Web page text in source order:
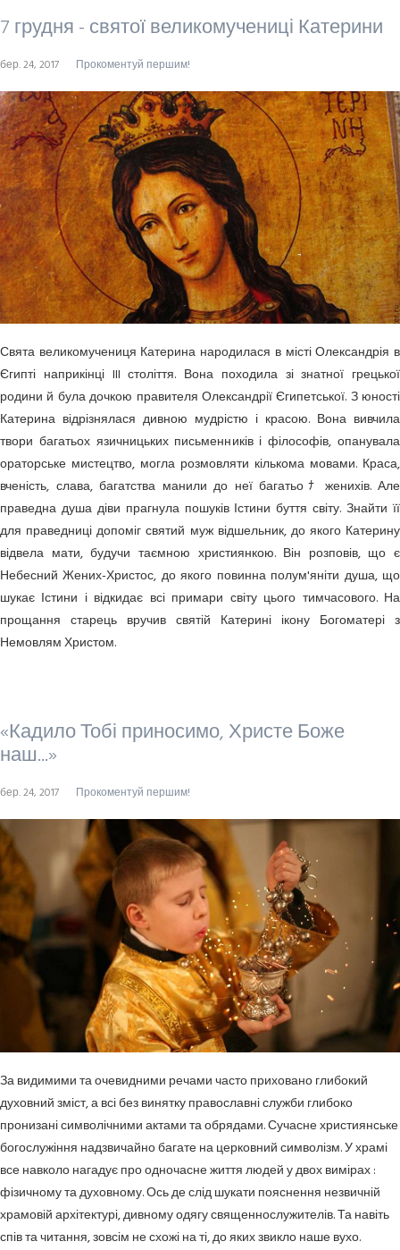
7 грудня - святої великомучениці Катерини
бер. 24, 2017 Прокоментуй першим!
Свята великомучениця Катерина народилася в місті Олександрія в
Єгипті напри­кінці III століття. Вона походила зі знатної грецької
родини й була дочкою прави­теля Олександрії Єгипетської. З юності
Катерина відрізнялася дивною мудрістю і красою. Вона вивчила
твори багатьох язичницьких письме­нників і філософів, опанувала
оратор­ське мисте­цтво, могла розмовляти кількома мовами. Краса,
вченість, слава, багатства манили до неї багатьоﾅ женихів. Але
праведна душа діви прагнула пошуків Істини буття світу. Знайти її
для праведниці допоміг святий муж відшельник, до якого Катерину
відвела мати, будучи таємною християнкою. Він розповів, що є
Небесний Жених-Христос, до якого повинна полум'яніти душа, що
шукає Істини і відкидає всі примари світу цього тимчасового. На
прощання старець вручив святій Катерині ікону Богоматері з
Немовлям Христом.
«Кадило Тобі приносимо, Христе Боже
наш...»
бер. 24, 2017 Прокоментуй першим!
За видимими та очевидними речами часто приховано глибокий
духовний зміст, а всі без винятку православні служби глибоко
пронизані символічними актами та обрядами. Сучасне християнське
богослужіння надзвичайно багате на церковний символізм. У храмі
все навколо нагадує про одночасне життя людей у двох вимірах :
фізичному та духовному. Ось де слід шукати пояснення незвичній
храмовій архітектурі, дивному одягу священнослужителів. Та навіть
спів та читання, зовсім не схожі на ті, до яких звикло наше вухо.